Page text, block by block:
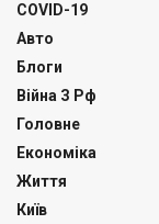
COVID-19
Авто
Блоги
Війна З Рф
Головне
Економіка
Життя
Київ